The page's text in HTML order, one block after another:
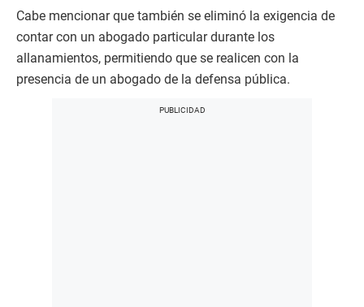
Cabe mencionar que también se eliminó la exigencia de
contar con un abogado particular durante los
allanamientos, permitiendo que se realicen con la
presencia de un abogado de la defensa pública.